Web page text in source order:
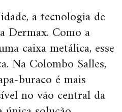
a tecnologia de
Dermax. Como a
caixa metálica, esse
Na Colombo Salles,
buraco é mais
no vão central da